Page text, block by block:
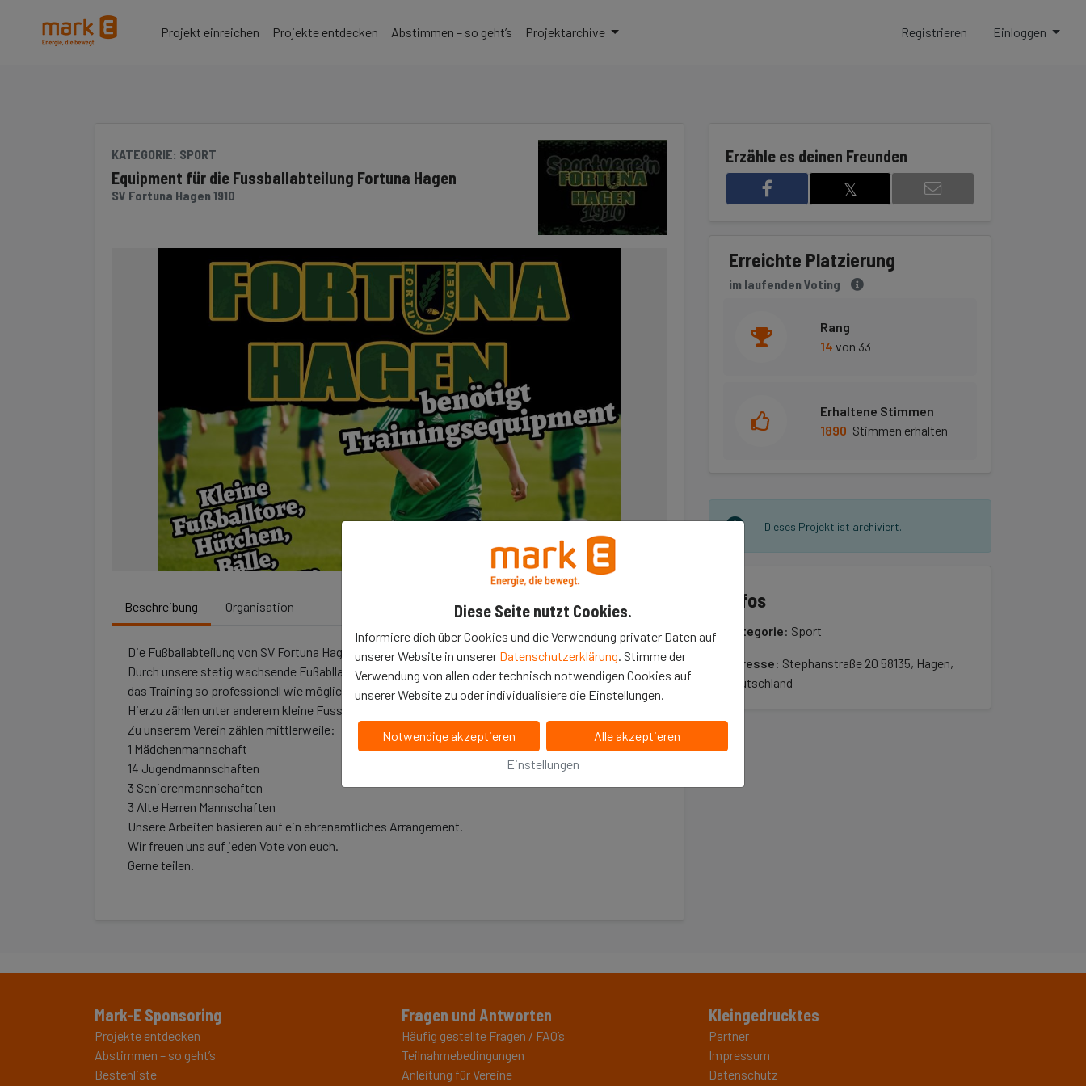
Seite
Diese Seite nutzt Cookies.
Informiere dich über Cookies und die Verwendung privater Daten auf
unserer Website in unserer Datenschutzerklärung . Stimme der
Verwendung von allen oder technisch notwendigen Cookies auf
unserer Website zu oder individualisiere die Einstellungen.
Notwendige akzeptieren
Alle akzeptieren
Einstellungen
Klicken Sie, um die Navigation zu überspringen und zum Hauptteil zu gelangen
Projekt einreichen
Projekte entdecken Abstimmen – so geht’s Projektarchive Registrieren Einloggen
KATEGORIE: SPORT
Equipment für die Fussballabteilung Fortuna Hagen
SV Fortuna Hagen 1910
Beschreibung Organisation
Die Fußballabteilung von SV Fortuna Hagen 1910 benötigt neues Fußballequipment.
Durch unsere stetig wachsende Fußabllabteilung wird auch immer mehr Equipment benötigt, um
das Training so professionell wie möglich zu gestalten.
Hierzu zählen unter anderem kleine Fussballtore, Hütchen, Bälle und vieles mehr...
Zu unserem Verein zählen mittlerweile:
1 Mädchenmannschaft
14 Jugendmannschaften
3 Seniorenmannschaften
3 Alte Herren Mannschaften
Unsere Arbeiten basieren auf ein ehrenamtliches Arrangement.
Wir freuen uns auf jeden Vote von euch.
Gerne teilen.
Erzähle es deinen Freunden
𝕏
Erreichte Platzierung
im laufenden Voting
Rang
14 von 33
Erhaltene Stimmen
1890 Stimmen erhalten
Dieses Projekt ist archiviert.
Infos
Kategorie: Sport
Adresse: Stephanstraße 20 58135, Hagen,
Deutschland
Mark-E Sponsoring
Projekte entdecken
Abstimmen – so geht’s
Bestenliste
Fragen und Antworten
Häufig gestellte Fragen / FAQ’s
Teilnahmebedingungen
Anleitung für Vereine
Kleingedrucktes
Partner
Impressum
Datenschutz